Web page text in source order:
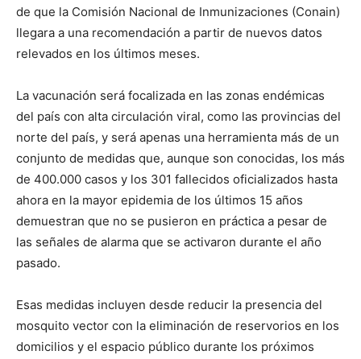
de que la Comisión Nacional de Inmunizaciones (Conain)
llegara a una recomendación a partir de nuevos datos
relevados en los últimos meses.
La vacunación será focalizada en las zonas endémicas
del país con alta circulación viral, como las provincias del
norte del país, y será apenas una herramienta más de un
conjunto de medidas que, aunque son conocidas, los más
de 400.000 casos y los 301 fallecidos oficializados hasta
ahora en la mayor epidemia de los últimos 15 años
demuestran que no se pusieron en práctica a pesar de
las señales de alarma que se activaron durante el año
pasado.
Esas medidas incluyen desde reducir la presencia del
mosquito vector con la eliminación de reservorios en los
domicilios y el espacio público durante los próximos